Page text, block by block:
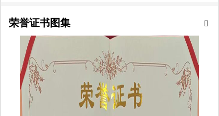
荣誉证书图集